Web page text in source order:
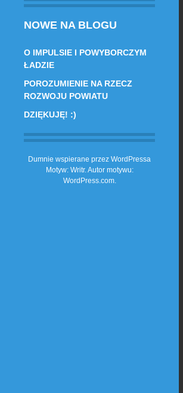
NOWE NA BLOGU
O IMPULSIE I POWYBORCZYM
ŁADZIE
POROZUMIENIE NA RZECZ
ROZWOJU POWIATU
DZIĘKUJĘ! :)
Dumnie wspierane przez WordPressa
Motyw: Writr. Autor motywu:
WordPress.com.